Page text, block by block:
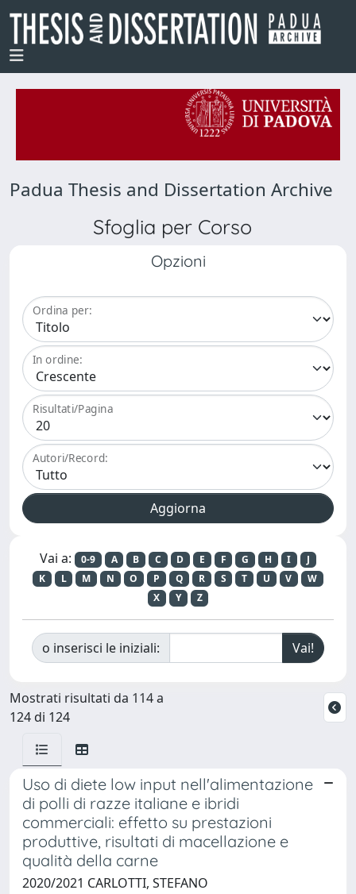
Padua Thesis and Dissertation Archive
Sfoglia per Corso
Opzioni
Ordina per:
In ordine:
Risultati/Pagina
Autori/Record:
Vai a: 0-9 A B C D E F G H I
J
K
L M N O P Q R S T U V
W
X
Y Z
o inserisci le iniziali:
Mostrati risultati da 114 a
124 di 124
Uso di diete low input nell'alimentazione
di polli di razze italiane e ibridi
commerciali: effetto su prestazioni
produttive, risultati di macellazione e
qualità della carne
2020/2021 CARLOTTI, STEFANO